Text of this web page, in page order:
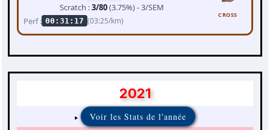
Scratch :3/80(3.75%) - 3/SEM
Perf : 00:31:17 (03:25/km)
CROSS
2021
Voir les Stats de l'année